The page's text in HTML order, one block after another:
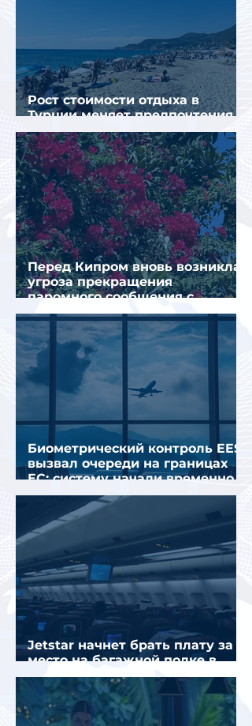
Рост стоимости отдыха в
Турции меняет предпочтения
туристов
Перед Кипром вновь возникла
угроза прекращения
паромного сообщения с
Грецией
Биометрический контроль EES
вызвал очереди на границах
ЕС: систему начали временно
отключать
Jetstar начнет брать плату за
место на багажной полке в
салоне самолета